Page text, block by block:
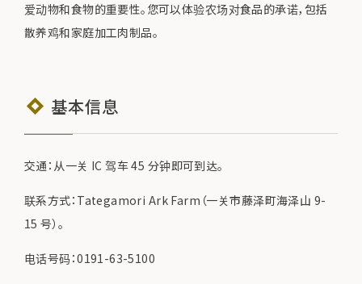
爱动物和食物的重要性。您可以体验农场对食品的承诺，包括
散养鸡和家庭加工肉制品。
基本信息
交通：从一关 IC 驾车 45 分钟即可到达。
联系方式：Tategamori Ark Farm（一关市藤泽町海泽山 9-
15 号）。
电话号码：0191-63-5100